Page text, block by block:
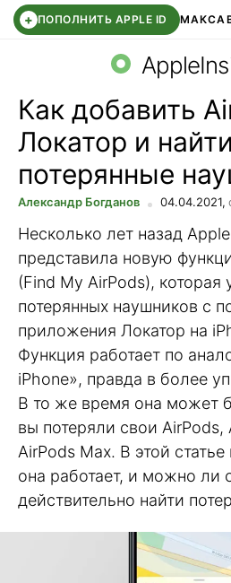
+ ПОПОЛНИТЬ APPLE ID МАКС
СБЕР КИДС ВТБ ОНЛАЙН
Как добавить
Локатор и найти
потерянные
Александр Богданов 04.04.2021,
Несколько лет назад
представила новую
(Find My AirPods), которая
потерянных наушников с
приложения Локатор на
Функция работает по
iPhone», правда в более
В то же время она может
вы потеряли свои AirPods,
AirPods Max. В этой
она работает, и можно ли
действительно найти